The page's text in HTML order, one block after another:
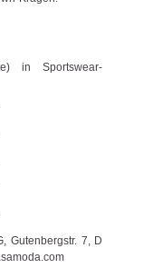
in Sportswear-
Gutenbergstr. 7, D